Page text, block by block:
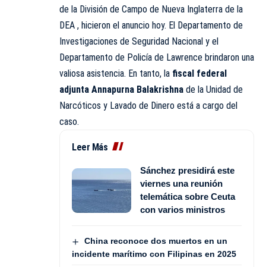
de la División de Campo de Nueva Inglaterra de la
DEA , hicieron el anuncio hoy. El Departamento de
Investigaciones de Seguridad Nacional y el
Departamento de Policía de Lawrence brindaron una
valiosa asistencia. En tanto, la fiscal federal
adjunta Annapurna Balakrishna de la Unidad de
Narcóticos y Lavado de Dinero está a cargo del
caso.
Leer Más
Sánchez presidirá este
viernes una reunión
telemática sobre Ceuta
con varios ministros
China reconoce dos muertos en un
incidente marítimo con Filipinas en 2025